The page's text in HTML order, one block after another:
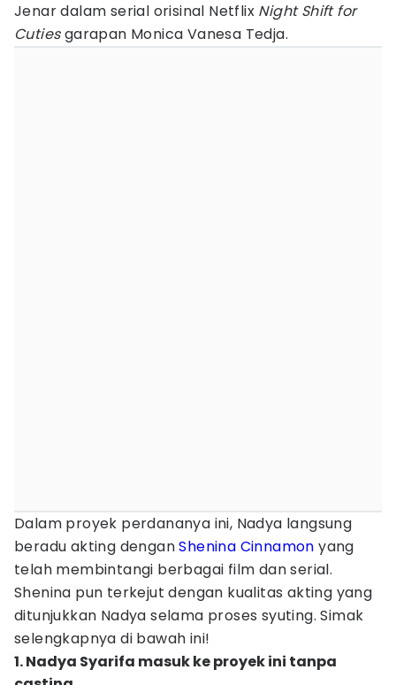
Jenar dalam serial orisinal Netflix Night Shift for
Cutiesgarapan Monica Vanesa Tedja.
Dalam proyek perdananya ini, Nadya langsung
beradu akting denganShenina Cinnamon yang
telah membintangi berbagai film dan serial.
Shenina pun terkejut dengan kualitas akting yang
ditunjukkan Nadya selama proses syuting. Simak
selengkapnya di bawah ini!
1. Nadya Syarifa masuk ke proyek ini tanpa